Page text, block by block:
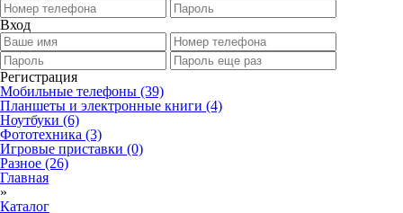
Вход
Регистрация
Мобильные телефоны (39)
Планшеты и электронные книги (4)
Ноутбуки (6)
Фототехника (3)
Игровые приставки (0)
Разное (26)
Главная
»
Каталог